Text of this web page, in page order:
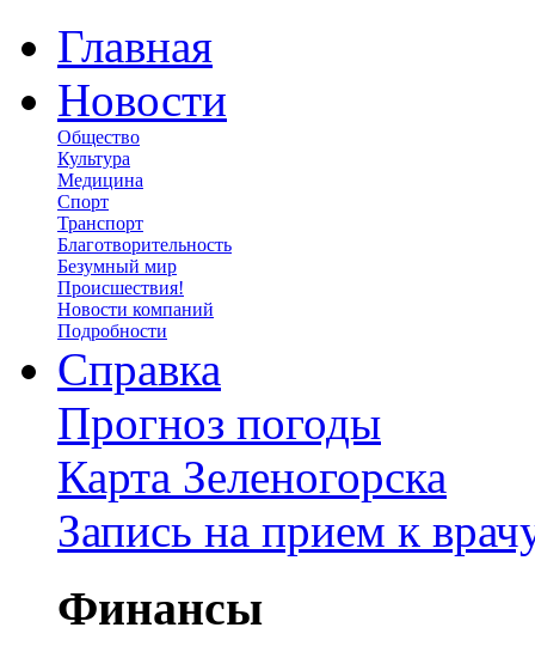
Главная
Новости
Общество
Культура
Медицина
Спорт
Транспорт
Благотворительность
Безумный мир
Происшествия!
Новости компаний
Подробности
Справка
Прогноз погоды
Карта Зеленогорска
Запись на прием к
Финансы